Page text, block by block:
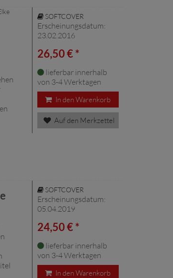
SOFTCOVER
Erscheinungsdatum:
23.02.2016
26,50 € *
lieferbar innerhalb
von 3-4 Werktagen
In den Warenkorb
Auf den Merkzettel
SOFTCOVER
Erscheinungsdatum:
05.04.2019
24,50 € *
lieferbar innerhalb
von 3-4 Werktagen
In den Warenkorb